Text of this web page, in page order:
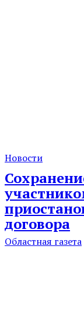
Новости
договора
Областная газета